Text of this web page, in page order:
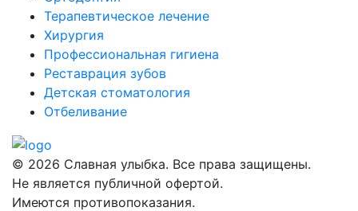
Терапевтическое лечение
Хирургия
Профессиональная гигиена
Реставрация зубов
Детская стоматология
Отбеливание
© 2026 Славная улыбка. Все права защищены.
Не является публичной офертой.
Имеются противопоказания.